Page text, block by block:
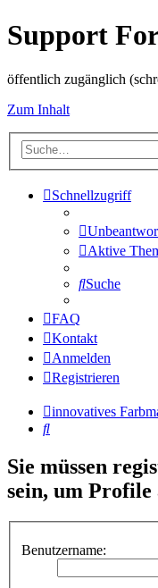
Support
öffentlich zugänglich
Zum Inhalt
Schnellzugriff
Aktive
Suche
FAQ
Kontakt
Anmelden
Registrieren
innovatives
Suche
Sie müssen
sein, um Profile
Benutzername: